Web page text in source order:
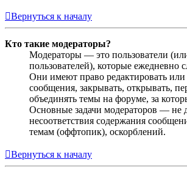
Вернуться к началу
Кто такие модераторы?
Модераторы — это пользователи
пользователей), которые ежедневно
Они имеют право редактировать или
сообщения, закрывать, открывать,
объединять темы на форуме, за
Основные задачи модераторов — не
несоответствия содержания
темам (оффтопик), оскорблений.
Вернуться к началу